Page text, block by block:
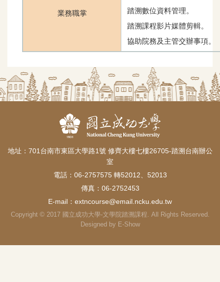
業務職掌
踏溯數位資料管理。
踏溯課程影片媒體剪輯。
協助院務及主管交辦事項。
地址：701台南市東區大學路1號 修齊大樓七樓26705-踏溯台南辦公
室
電話：06-2757575 轉52012、52013
傳真：06-2752453
E-mail： extncourse@email.ncku.edu.tw
Copyright © 2017 國立成功大學-文學院踏溯課程. All Rights Reserved.
Designed by E-Show